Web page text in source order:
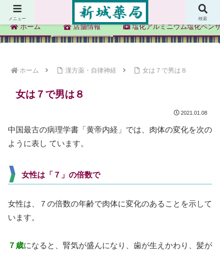
新城薬局
ホーム 店舗情報 塩化アルミニウム塩化ベン
ホーム 漢方薬・自律神経 女は７で男は８
女は７で男は８
2021.01.08
中国最古の病理学書「黄帝内経」では、肉体の変化を次の
ように表し ています。
女性は「７」の倍数で
女性は、７の倍数の年齢で肉体に変化のあることを示して
います。
７歳になると、腎気が盛んになり、歯が生えかわり、髪が
メニュー 検索